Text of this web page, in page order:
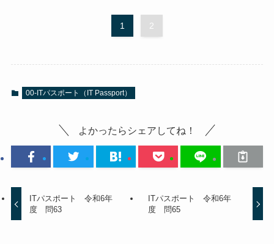
1 2
00-ITパスポート（IT Passport）
よかったらシェアしてね！
ITパスポート 令和6年
度 問63
ITパスポート 令和6年
度 問65